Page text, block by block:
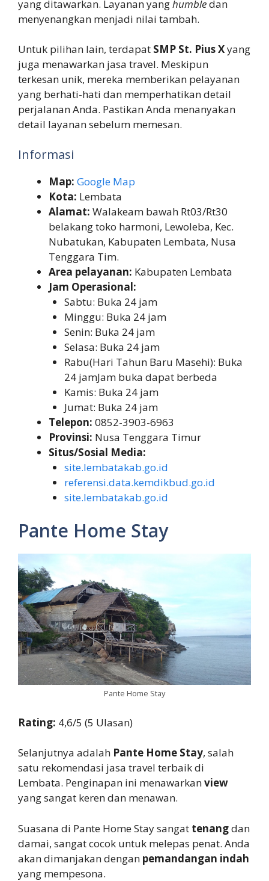
yang ditawarkan. Layanan yanghumbledan
menyenangkan menjadi nilai tambah.
Untuk pilihan lain, terdapat SMP St. Pius Xyang
juga menawarkan jasa travel. Meskipun
terkesan unik, mereka memberikan pelayanan
yang berhati-hati dan memperhatikan detail
perjalanan Anda. Pastikan Anda menanyakan
detail layanan sebelum memesan.
Informasi
Map: Google Map
Kota: Lembata
Alamat: Walakeam bawah Rt03/Rt30
belakang toko harmoni, Lewoleba, Kec.
Nubatukan, Kabupaten Lembata, Nusa
Tenggara Tim.
Area pelayanan: Kabupaten Lembata
Jam Operasional:
Sabtu: Buka 24 jam
Minggu: Buka 24 jam
Senin: Buka 24 jam
Selasa: Buka 24 jam
Rabu(Hari Tahun Baru Masehi): Buka
24 jamJam buka dapat berbeda
Kamis: Buka 24 jam
Jumat: Buka 24 jam
Telepon: 0852-3903-6963
Provinsi: Nusa Tenggara Timur
Situs/Sosial Media:
site.lembatakab.go.id
referensi.data.kemdikbud.go.id
site.lembatakab.go.id
Pante Home Stay
Pante Home Stay
Rating: 4,6/5 (5 Ulasan)
Selanjutnya adalah Pante Home Stay, salah
satu rekomendasi jasa travel terbaik di
Lembata. Penginapan ini menawarkanview
yang sangat keren dan menawan.
Suasana di Pante Home Stay sangat tenangdan
damai, sangat cocok untuk melepas penat. Anda
akan dimanjakan dengan pemandangan indah
yang mempesona.